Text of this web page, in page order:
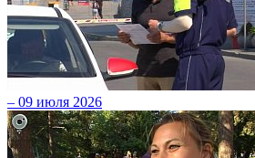
– 09 июля 2026